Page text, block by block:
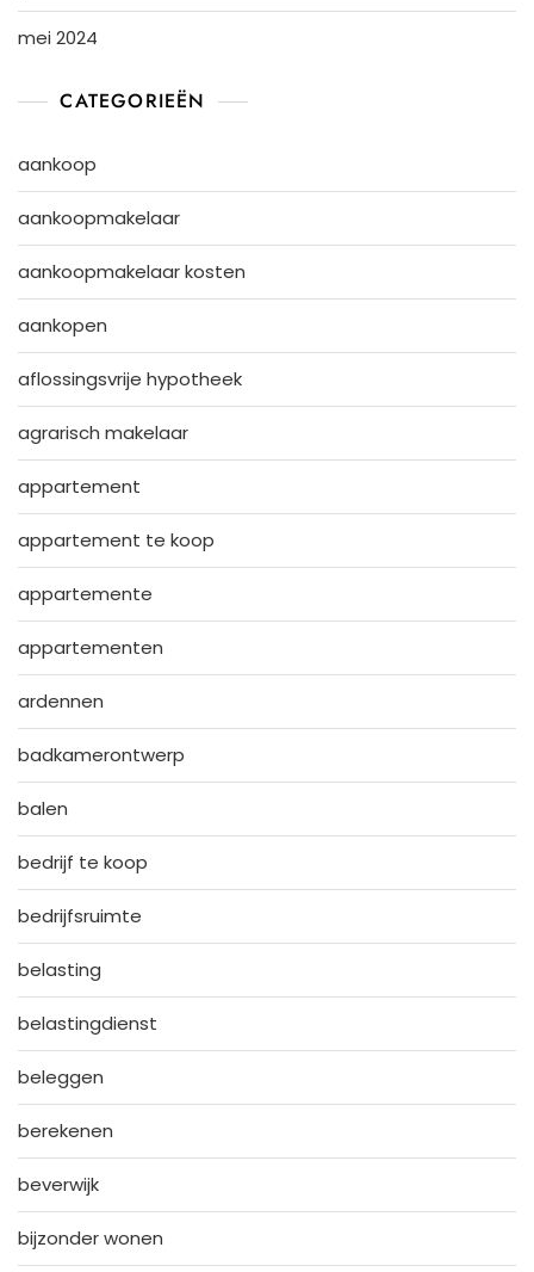
mei 2024
CATEGORIEËN
aankoop
aankoopmakelaar
aankoopmakelaar kosten
aankopen
aflossingsvrije hypotheek
agrarisch makelaar
appartement
appartement te koop
appartemente
appartementen
ardennen
badkamerontwerp
balen
bedrijf te koop
bedrijfsruimte
belasting
belastingdienst
beleggen
berekenen
beverwijk
bijzonder wonen